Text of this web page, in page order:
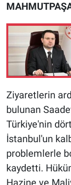
Ziyaretlerin
bulunan
Türkiye'nin
İstanbul'un
problemlerle
kaydetti.